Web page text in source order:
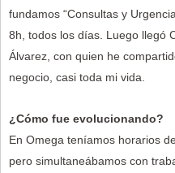
fundamos “Consultas y
8h, todos los días. Luego llegó
Álvarez, con quien he
negocio, casi toda mi vida.
¿Cómo fue evolucionando?
En Omega teníamos horarios
pero simultaneábamos con